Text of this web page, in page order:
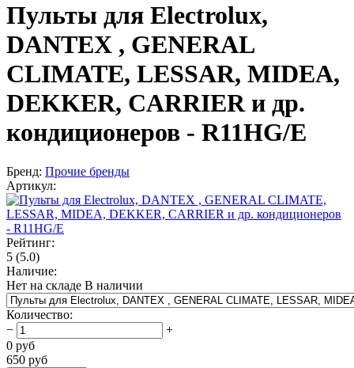
Пульты для Electrolux,
DANTEX , GENERAL
CLIMATE, LESSAR, MIDEA,
DEKKER, CARRIER и др.
кондиционеров - R11HG/E
Бренд: Прочие бренды
Артикул:
Рейтинг:
5 (5.0)
Наличие:
Нет на складе В наличии
Количество:
−
+
0 руб
650 руб